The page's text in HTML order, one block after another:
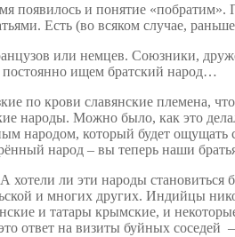
появилось и понятие
Есть (во всяком случае,
или немцев. Союзники,
постоянно ищем братский народ…
по крови славянские племена,
народы. Можно было, как это
народом, который будет ощущать
народ – вы теперь наши
ли эти народы
и многих других. Индийцы
и татары крымские, и
ответ на визиты буйных